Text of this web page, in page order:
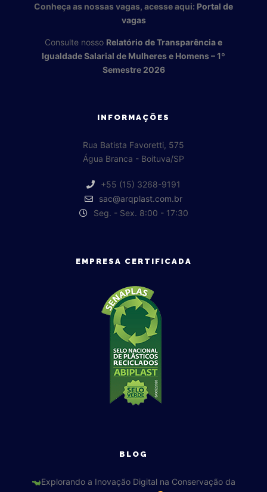
Conheça as nossas vagas, acesse aqui: Portal de
vagas
Consulte nosso Relatório de Transparência e
Igualdade Salarial de Mulheres e Homens – 1º
Semestre 2026
INFORMAÇÕES
Rua Batista Favoretti, 575
Água Branca - Boituva/SP
+55 (15) 3268-9191
sac@arqplast.com.br
Seg. - Sex. 8:00 - 17:30
EMPRESA CERTIFICADA
BLOG
Explorando a Inovação Digital na Conservação da